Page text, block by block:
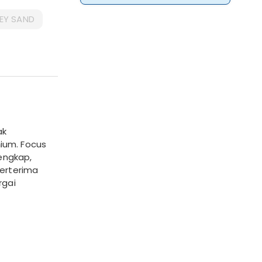
SAND
Focus